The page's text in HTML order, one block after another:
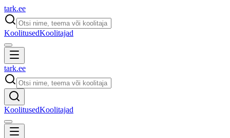
tark.ee
KoolitusedKoolitajad
tark.ee
KoolitusedKoolitajad